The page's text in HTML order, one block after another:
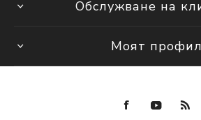
Обслужване на
Моят профил